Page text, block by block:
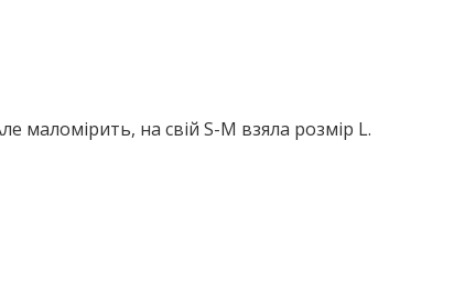
маломірить, на свій S-M взяла розмір L.